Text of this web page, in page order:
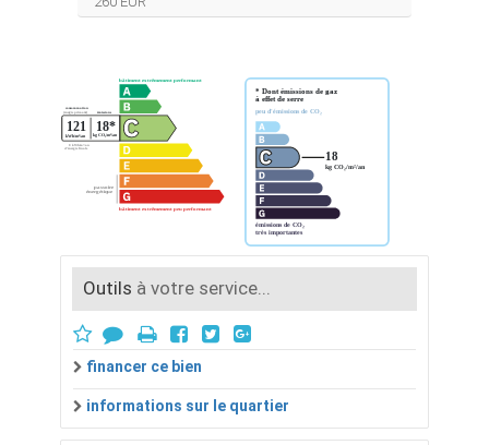
Outils à votre service...
financer ce bien
informations sur le quartier